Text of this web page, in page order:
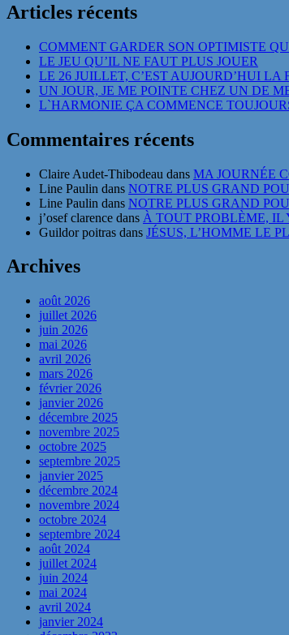
Articles récents
COMMENT GARDER SON OPTIMISTE
LE JEU QU’IL NE FAUT PLUS JOUER
LE 26 JUILLET, C’EST AUJOURD’HUI LA
UN JOUR, JE ME POINTE CHEZ UN DE
L`HARMONIE ÇA COMMENCE
Commentaires récents
Claire Audet-Thibodeau dans MA JOURNÉE
Line Paulin dans NOTRE PLUS GRAND
Line Paulin dans NOTRE PLUS GRAND
j’osef clarence dans À TOUT PROBLÈME, IL
Guildor poitras dans JÉSUS, L’HOMME LE
Archives
août 2026
juillet 2026
juin 2026
mai 2026
avril 2026
mars 2026
février 2026
janvier 2026
décembre 2025
novembre 2025
octobre 2025
septembre 2025
janvier 2025
décembre 2024
novembre 2024
octobre 2024
septembre 2024
août 2024
juillet 2024
juin 2024
mai 2024
avril 2024
janvier 2024